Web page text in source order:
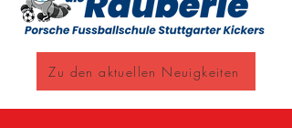
Zu den aktuellen Neuigkeiten